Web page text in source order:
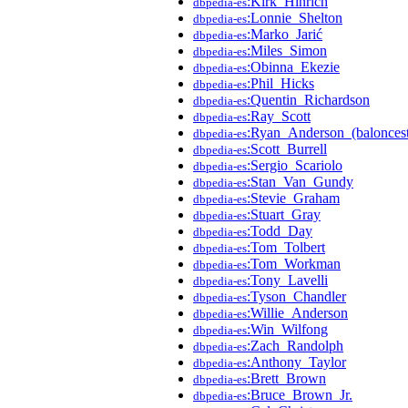
dbpedia-es:Lonnie_Shelton
dbpedia-es:Marko_Jarić
dbpedia-es:Miles_Simon
dbpedia-es:Obinna_Ekezie
dbpedia-es:Phil_Hicks
dbpedia-es:Quentin_Richardson
dbpedia-es:Ray_Scott
dbpedia-es
dbpedia-es:Scott_Burrell
dbpedia-es:Sergio_Scariolo
dbpedia-es:Stan_Van_Gundy
dbpedia-es:Stevie_Graham
dbpedia-es:Stuart_Gray
dbpedia-es:Todd_Day
dbpedia-es:Tom_Tolbert
dbpedia-es:Tom_Workman
dbpedia-es:Tony_Lavelli
dbpedia-es:Tyson_Chandler
dbpedia-es:Willie_Anderson
dbpedia-es:Win_Wilfong
dbpedia-es:Zach_Randolph
dbpedia-es:Anthony_Taylor
dbpedia-es:Brett_Brown
dbpedia-es:Bruce_Brown_Jr.